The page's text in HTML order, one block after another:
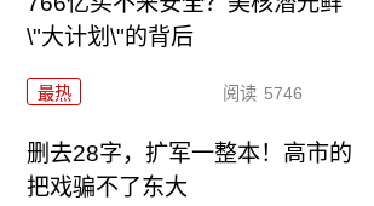
\"大计划\"的背后
最热 阅读 5746
删去28字，扩军一整本！高市的
把戏骗不了东大